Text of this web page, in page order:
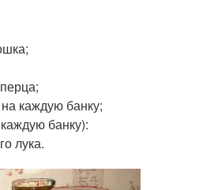
каждую банку;
банку):
лука.